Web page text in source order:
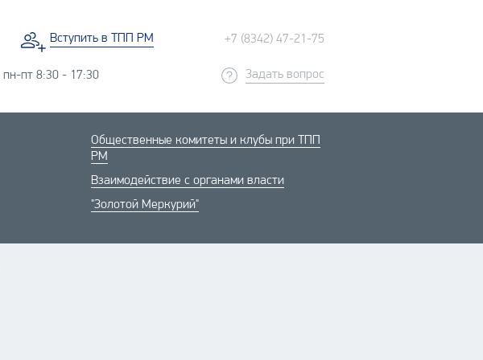
Вступитьв ТПП РМ +7 (8342) 47-21-75
пн-пт 8:30 - 17:30 Задать вопрос
Общественные комитеты и клубы при ТПП
РМ
Взаимодействие с органами власти
"Золотой Меркурий"